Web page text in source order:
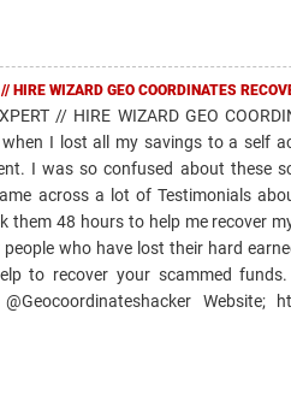
WIZARD GEO COORDINATES
// HIRE WIZARD GEO
I lost all my savings to a self
I was so confused about these
across a lot of Testimonials about
them 48 hours to help me recover
who have lost their hard
to recover your scammed funds.
Website;